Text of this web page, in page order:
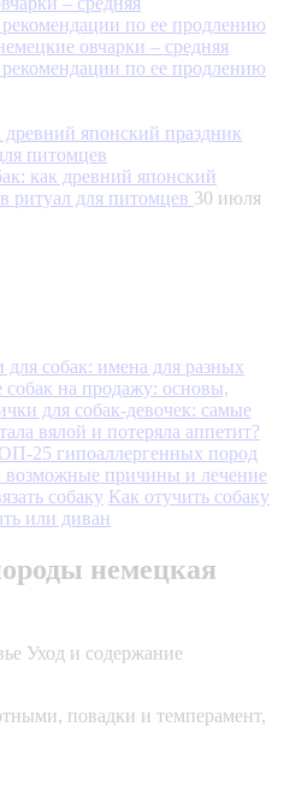
овчарки – средняя
по ее продлению
как древний японский
ритуал для питомцев 30 июля
собак: имена для разных
собак на продажу: основы,
для собак-девочек: самые
вялой и потеряла аппетит?
25 гипоаллергенных пород
возможные причины и лечение
собаку Как отучить собаку
или диван
немецкая
Уход и содержание
повадки и темперамент,